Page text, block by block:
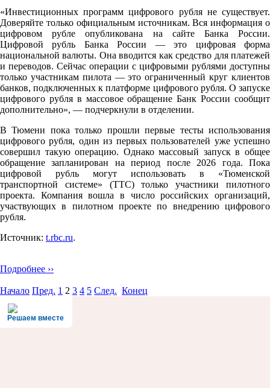
«Инвестиционных программ цифрового рубля не существует.
Доверяйте только официальным источникам. Вся информация о
цифровом рубле опубликована на сайте Банка России.
Цифровой рубль Банка России — это цифровая форма
национальной валюты. Она вводится как средство для платежей
и переводов. Сейчас операции с цифровыми рублями доступны
только участникам пилота — это ограниченный круг клиентов
банков, подключенных к платформе цифрового рубля. О запуске
цифрового рубля в массовое обращение Банк России сообщит
дополнительно», — подчеркнули в отделении.
В Тюмени пока только прошли первые тесты использования
цифрового рубля, один из первых пользователей уже успешно
совершил такую операцию. Однако массовый запуск в общее
обращение запланирован на период после 2026 года. Пока
цифровой рубль могут использовать в «Тюменской
транспортной системе» (ТТС) только участники пилотного
проекта. Компания вошла в число российских организаций,
участвующих в пилотном проекте по внедрению цифрового
рубля.
Источник: t.rbc.ru.
Подробнее ››
Начало Пред. 1 2 3 4 5 След. Конец
Решаем вместе